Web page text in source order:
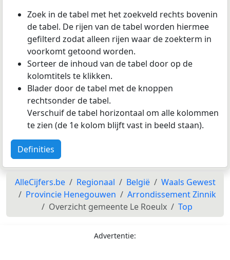
Zoek in de tabel met het zoekveld rechts bovenin
de tabel. De rijen van de tabel worden hiermee
gefilterd zodat alleen rijen waar de zoekterm in
voorkomt getoond worden.
Sorteer de inhoud van de tabel door op de
kolomtitels te klikken.
Blader door de tabel met de knoppen
rechtsonder de tabel.
Verschuif de tabel horizontaal om alle kolommen
te zien (de 1e kolom blijft vast in beeld staan).
Definities
AlleCijfers.be Regionaal België
Waals Gewest
Provincie Henegouwen
Arrondissement Zinnik
Overzicht gemeente Le Roeulx
Top
Advertentie: